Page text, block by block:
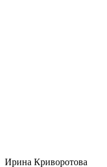
Ирина Криворотова